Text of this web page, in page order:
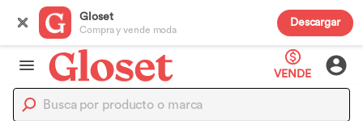
Gloset
Compra y vende moda
Descargar
VENDE